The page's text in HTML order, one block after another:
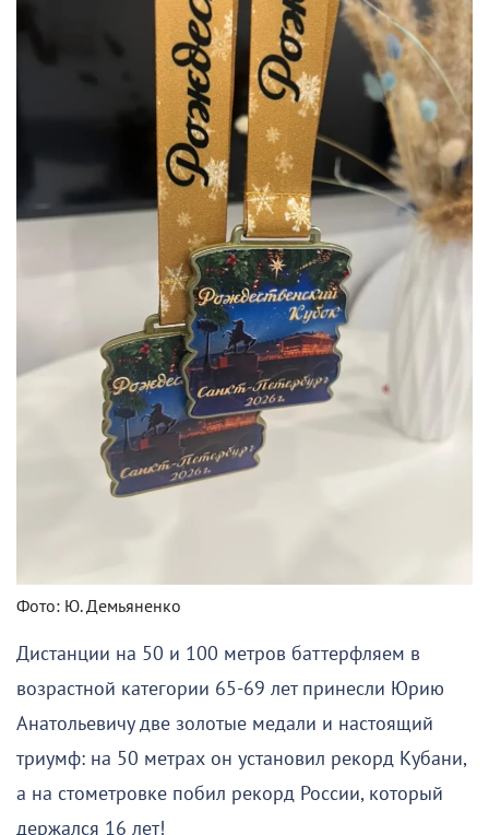
Фото: Ю. Демьяненко
Дистанции на 50 и 100 метров баттерфляем в
возрастной категории 65-69 лет принесли Юрию
Анатольевичу две золотые медали и настоящий
триумф: на 50 метрах он установил рекорд Кубани,
а на стометровке побил рекорд России, который
держался 16 лет!